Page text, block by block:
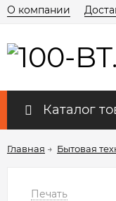
О компании
Каталог
Главная → Бытовая
Печать